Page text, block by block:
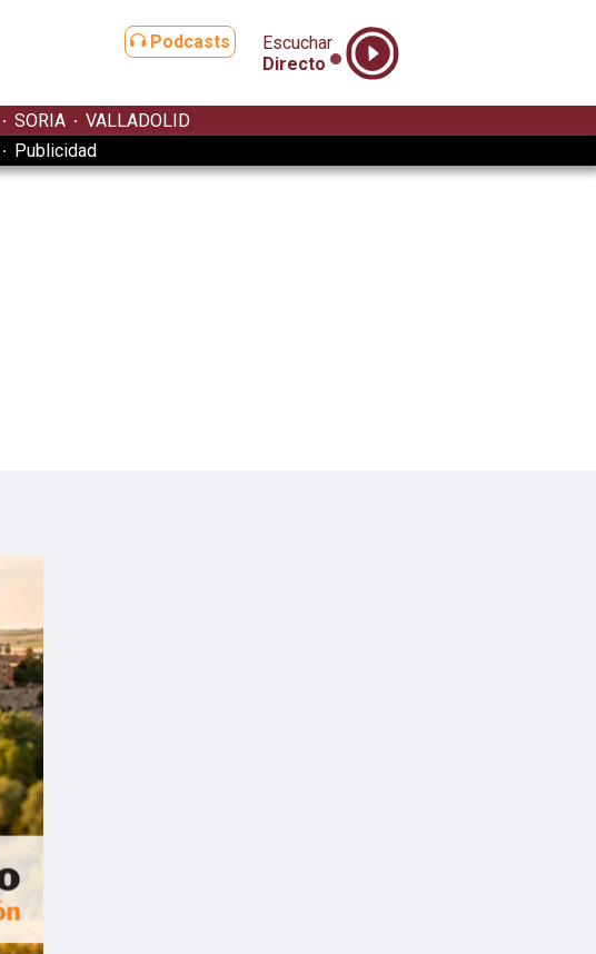
Podcasts
Escuchar
Directo
SORIA
VALLADOLID
Publicidad